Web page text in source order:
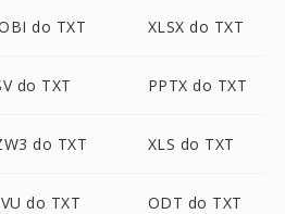
do TXT XLSX do TXT
do TXT PPTX do TXT
do TXT XLS do TXT
do TXT ODT do TXT